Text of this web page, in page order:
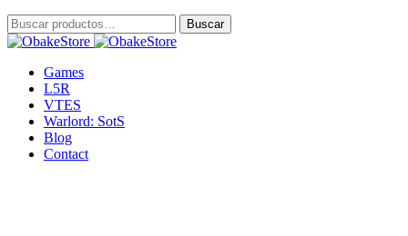
Buscar
por:
Buscar
Games
L5R
VTES
Warlord: SotS
Blog
Contact